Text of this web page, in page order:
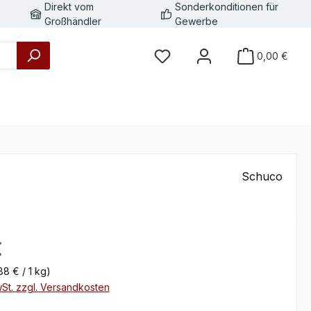
Direkt vom
Großhändler
Sonderkonditionen für
Gewerbe
0,00 €
Schuco
€ / 1 kg)
zzgl. Versandkosten